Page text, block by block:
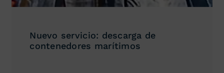
Nuevo servicio: descarga de
contenedores marítimos